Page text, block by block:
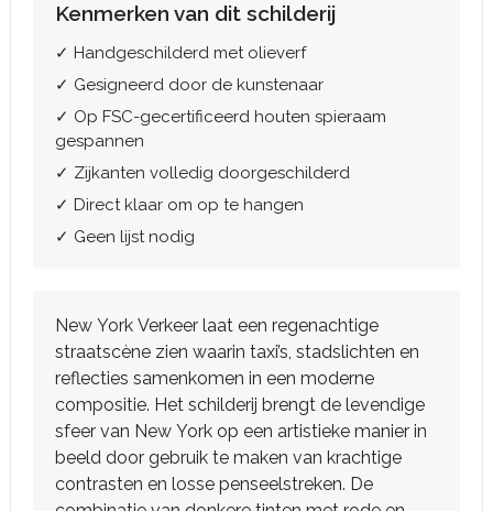
Kenmerken van dit schilderij
✓ Handgeschilderd met olieverf
✓ Gesigneerd door de kunstenaar
✓ Op FSC-gecertificeerd houten spieraam
gespannen
✓ Zijkanten volledig doorgeschilderd
✓ Direct klaar om op te hangen
✓ Geen lijst nodig
New York Verkeer laat een regenachtige
straatscène zien waarin taxi’s, stadslichten en
reflecties samenkomen in een moderne
compositie. Het schilderij brengt de levendige
sfeer van New York op een artistieke manier in
beeld door gebruik te maken van krachtige
contrasten en losse penseelstreken. De